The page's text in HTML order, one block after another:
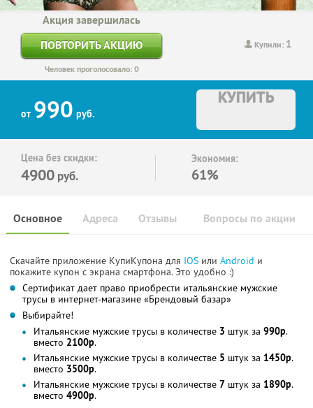
Купили: 1
Акция завершилась
ПОВТОРИТЬ АКЦИЮ
Человек проголосовало: 0
от 990 руб.
КУПИТЬ
Цена без скидки:
4900 руб.
Экономия:
61%
Основное Отзывы Вопросы по акции
Адреса
Скачайте приложение КупиКупона для IOS или Android и
покажите купон с экрана смартфона. Это удобно :)
Сертификат дает право приобрести итальянские мужские
трусы в интернет-магазине «Брендовый базар»
Выбирайте!
Итальянские мужские трусы в количестве 3 штук за 990р.
вместо 2100р.
Итальянские мужские трусы в количестве 5 штук за 1450р.
вместо 3500р.
Итальянские мужские трусы в количестве 7 штук за 1890р.
вместо 4900р.